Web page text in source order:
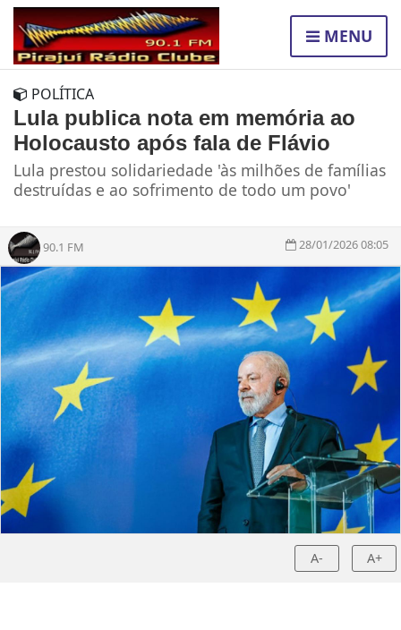
MENU
POLÍTICA
Lula publica nota em memória ao
Holocausto após fala de Flávio
Lula prestou solidariedade 'às milhões de famílias
destruídas e ao sofrimento de todo um povo'
90.1 FM 28/01/2026 08:05
A- A+